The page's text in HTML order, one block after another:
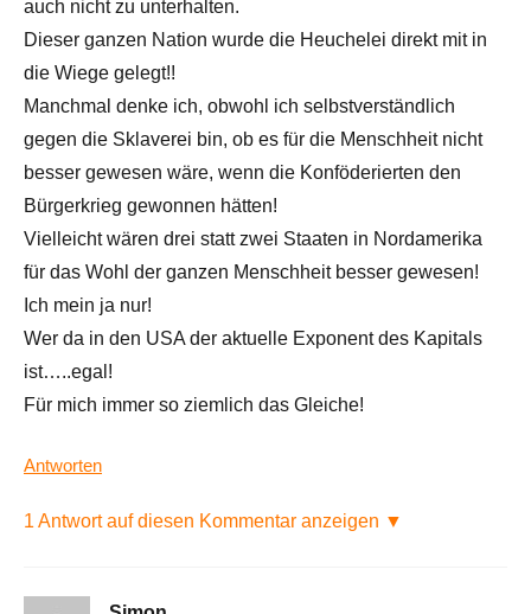
auch nicht zu unterhalten.
Dieser ganzen Nation wurde die Heuchelei direkt mit in
die Wiege gelegt!!
Manchmal denke ich, obwohl ich selbstverständlich
gegen die Sklaverei bin, ob es für die Menschheit nicht
besser gewesen wäre, wenn die Konföderierten den
Bürgerkrieg gewonnen hätten!
Vielleicht wären drei statt zwei Staaten in Nordamerika
für das Wohl der ganzen Menschheit besser gewesen!
Ich mein ja nur!
Wer da in den USA der aktuelle Exponent des Kapitals
ist…..egal!
Für mich immer so ziemlich das Gleiche!
Antworten
1 Antwort auf diesen Kommentar anzeigen ▼